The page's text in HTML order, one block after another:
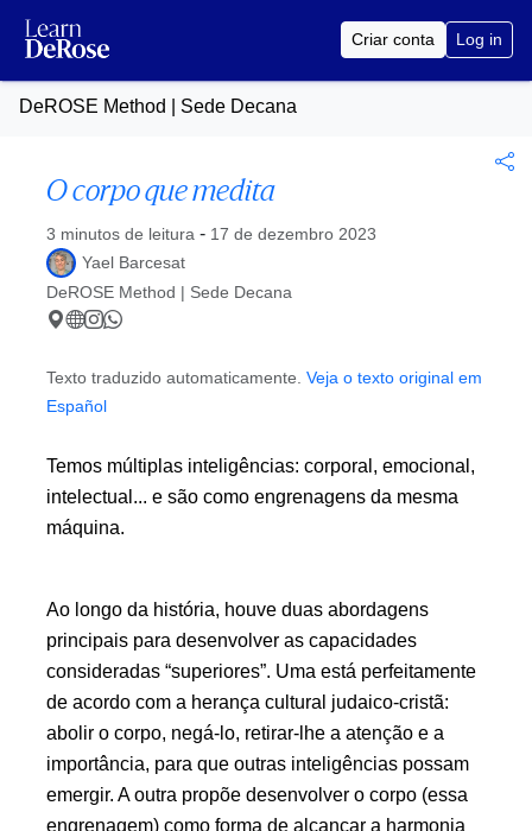
Criar conta Log in
DeROSE Method | Sede Decana
O corpo que medita
3 minutos de leitura - Publicado no
17 de dezembro 2023
Yael Barcesat
DeROSE Method | Sede Decana
Texto traduzido automaticamente. Veja o texto original em
Español
Temos múltiplas inteligências: corporal, emocional,
intelectual... e são como engrenagens da mesma
máquina.
Ao longo da história, houve duas abordagens
principais para desenvolver as capacidades
consideradas superiores . Uma está perfeitamente
de acordo com a herança cultural judaico-cristã:
abolir o corpo, negá-lo, retirar-lhe a atenção e a
importância, para que outras inteligências possam
emergir. A outra propõe desenvolver o corpo (essa
engrenagem) como forma de alcançar a harmonia